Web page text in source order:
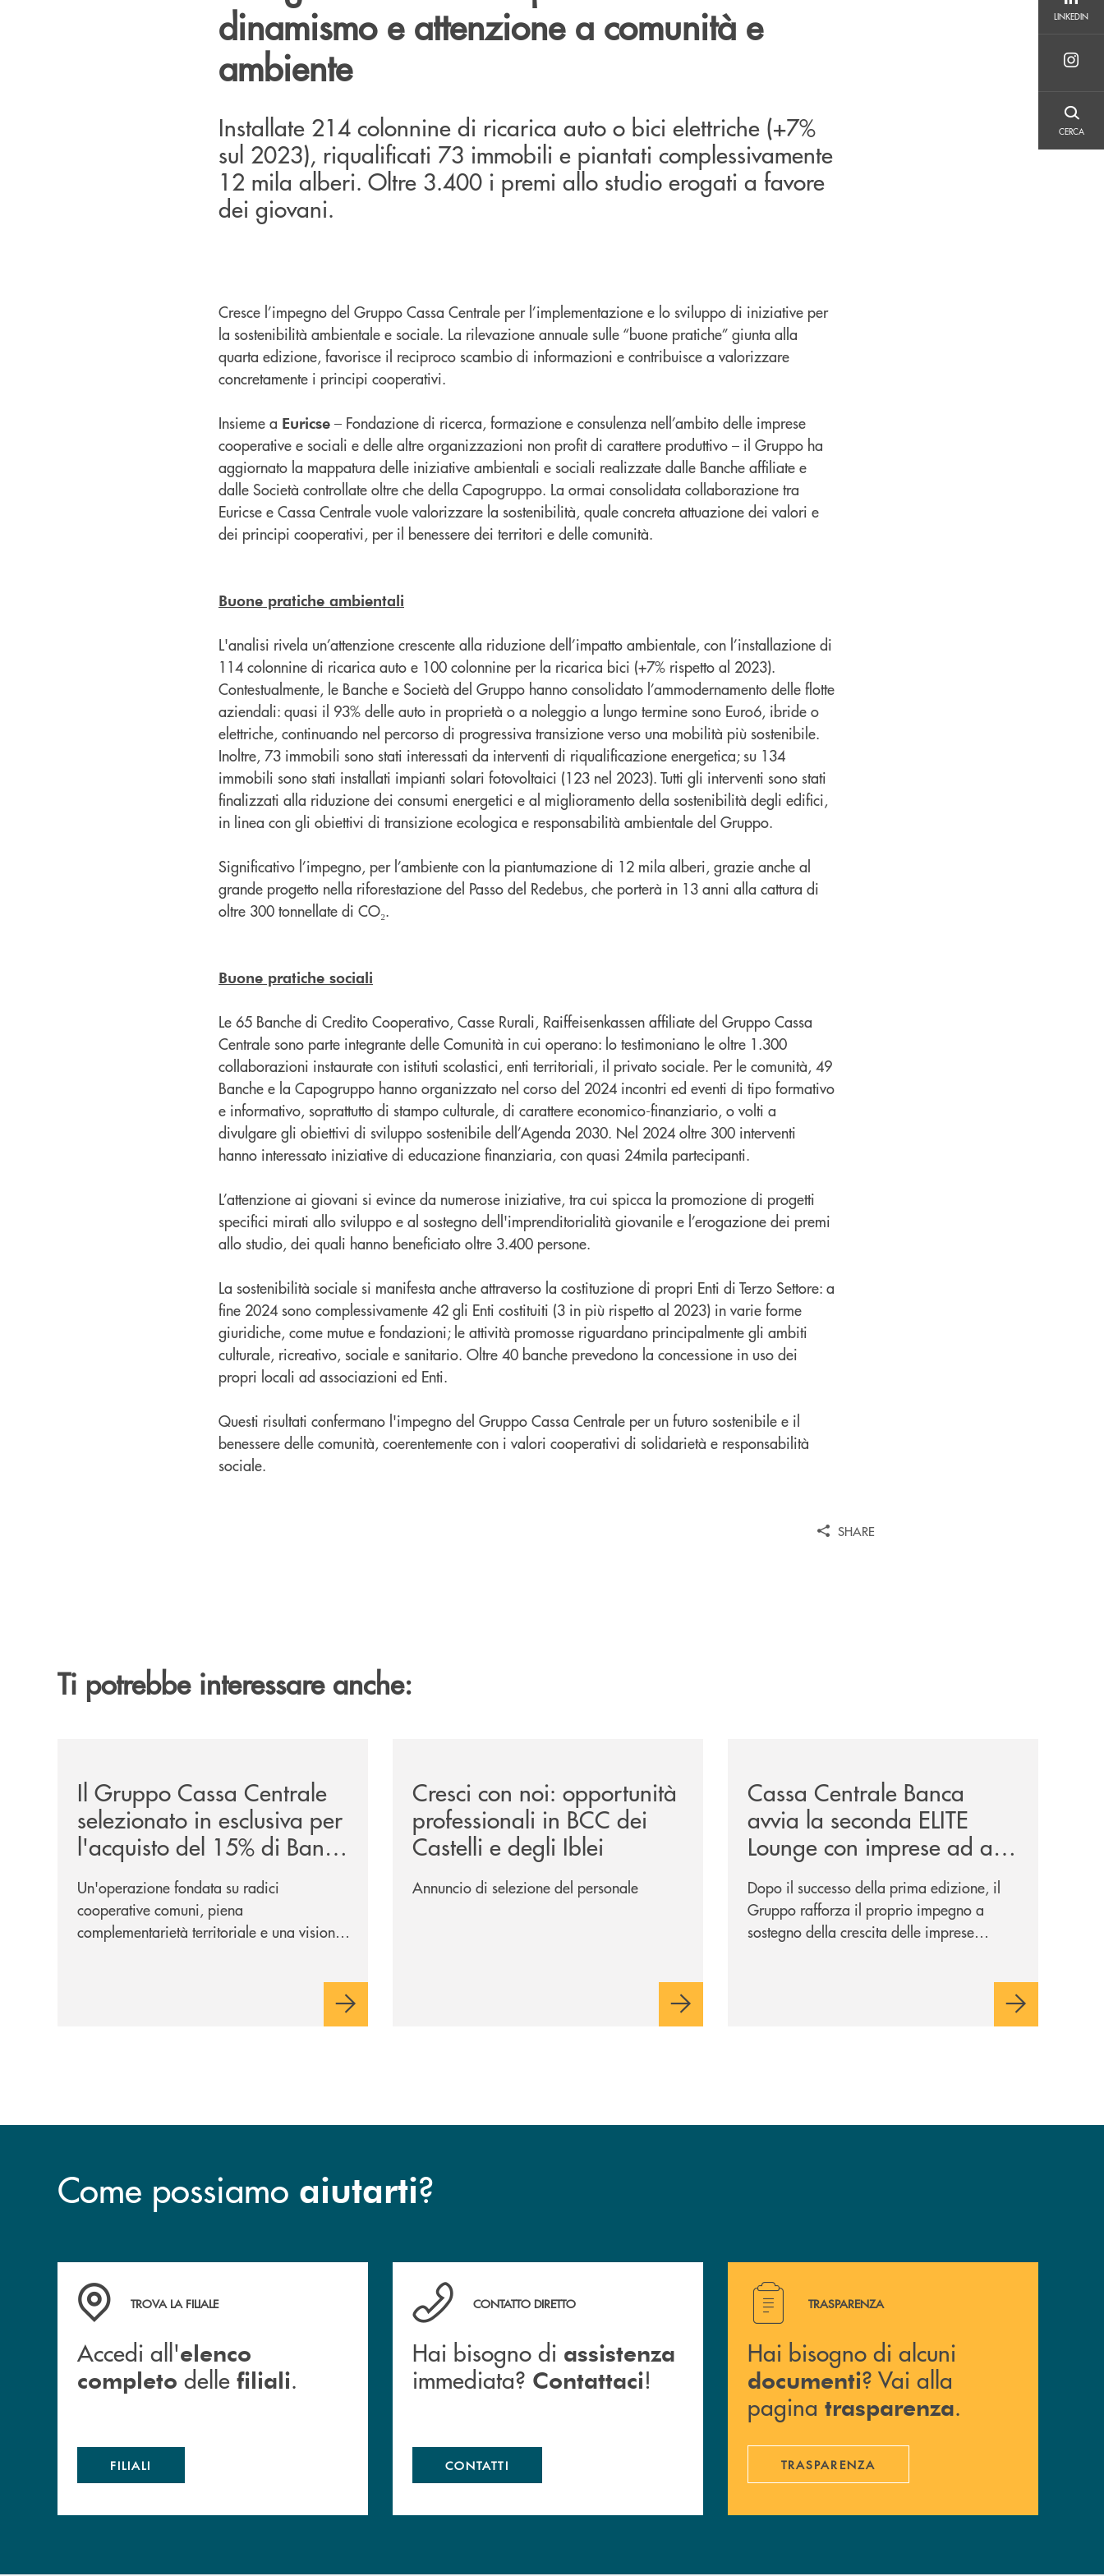
LINKEDIN
CERCA
dinamismo e attenzione a comunità e
ambiente
Installate 214 colonnine di ricarica auto o bici elettriche (+7%
sul 2023), riqualificati 73 immobili e piantati complessivamente
12 mila alberi. Oltre 3.400 i premi allo studio erogati a favore
dei giovani.
Cresce l’impegno del Gruppo Cassa Centrale per l’implementazione e lo sviluppo di iniziative per
la sostenibilità ambientale e sociale. La rilevazione annuale sulle “buone pratiche” giunta alla
quarta edizione, favorisce il reciproco scambio di informazioni e contribuisce a valorizzare
concretamente i principi cooperativi.
Insieme a Euricse – Fondazione di ricerca, formazione e consulenza nell’ambito delle imprese
cooperative e sociali e delle altre organizzazioni non profit di carattere produttivo – il Gruppo ha
aggiornato la mappatura delle iniziative ambientali e sociali realizzate dalle Banche affiliate e
dalle Società controllate oltre che della Capogruppo. La ormai consolidata collaborazione tra
Euricse e Cassa Centrale vuole valorizzare la sostenibilità, quale concreta attuazione dei valori e
dei principi cooperativi, per il benessere dei territori e delle comunità.
Buone pratiche ambientali
L'analisi rivela un’attenzione crescente alla riduzione dell’impatto ambientale, con l’installazione di
114 colonnine di ricarica auto e 100 colonnine per la ricarica bici (+7% rispetto al 2023).
Contestualmente, le Banche e Società del Gruppo hanno consolidato l’ammodernamento delle flotte
aziendali: quasi il 93% delle auto in proprietà o a noleggio a lungo termine sono Euro6, ibride o
elettriche, continuando nel percorso di progressiva transizione verso una mobilità più sostenibile.
Inoltre, 73 immobili sono stati interessati da interventi di riqualificazione energetica; su 134
immobili sono stati installati impianti solari fotovoltaici (123 nel 2023). Tutti gli interventi sono stati
finalizzati alla riduzione dei consumi energetici e al miglioramento della sostenibilità degli edifici,
in linea con gli obiettivi di transizione ecologica e responsabilità ambientale del Gruppo.
Significativo l’impegno, per l’ambiente con la piantumazione di 12 mila alberi, grazie anche al
grande progetto nella riforestazione del Passo del Redebus, che porterà in 13 anni alla cattura di
oltre 300 tonnellate di CO₂.
Buone pratiche sociali
Le 65 Banche di Credito Cooperativo, Casse Rurali, Raiffeisenkassen affiliate del Gruppo Cassa
Centrale sono parte integrante delle Comunità in cui operano: lo testimoniano le oltre 1.300
collaborazioni instaurate con istituti scolastici, enti territoriali, il privato sociale. Per le comunità, 49
Banche e la Capogruppo hanno organizzato nel corso del 2024 incontri ed eventi di tipo formativo
e informativo, soprattutto di stampo culturale, di carattere economico-finanziario, o volti a
divulgare gli obiettivi di sviluppo sostenibile dell’Agenda 2030. Nel 2024 oltre 300 interventi
hanno interessato iniziative di educazione finanziaria, con quasi 24mila partecipanti.
L’attenzione ai giovani si evince da numerose iniziative, tra cui spicca la promozione di progetti
specifici mirati allo sviluppo e al sostegno dell'imprenditorialità giovanile e l’erogazione dei premi
allo studio, dei quali hanno beneficiato oltre 3.400 persone.
La sostenibilità sociale si manifesta anche attraverso la costituzione di propri Enti di Terzo Settore: a
fine 2024 sono complessivamente 42 gli Enti costituiti (3 in più rispetto al 2023) in varie forme
giuridiche, come mutue e fondazioni; le attività promosse riguardano principalmente gli ambiti
culturale, ricreativo, sociale e sanitario. Oltre 40 banche prevedono la concessione in uso dei
propri locali ad associazioni ed Enti.
Questi risultati confermano l'impegno del Gruppo Cassa Centrale per un futuro sostenibile e il
benessere delle comunità, coerentemente con i valori cooperativi di solidarietà e responsabilità
sociale.
SHARE
Ti potrebbe interessare anche:
Il Gruppo Cassa Centrale
selezionato in esclusiva per
l'acquisto del 15% di Banca
Cambiano 1884
Un'operazione fondata su radici
cooperative comuni, piena
complementarietà territoriale e una visione
Cresci con noi: opportunità
professionali in BCC dei
Castelli e degli Iblei
Annuncio di selezione del personale
Cassa Centrale Banca
avvia la seconda ELITE
Lounge con imprese ad alto
potenziale
Dopo il successo della prima edizione, il
Gruppo rafforza il proprio impegno a
sostegno della crescita delle imprese
Come possiamo aiutarti?
Accedi all' elenco completo delle filiali .
TROVA LA FILIALE
Accedi all'elenco
completo delle filiali.
FILIALI
Hai bisogno di assistenza immediata? Contattaci !
CONTATTO DIRETTO
Hai bisogno di assistenza
immediata? Contattaci!
CONTATTI
Hai bisogno di alcuni documenti ? Vai alla pagina
TRASPARENZA
Hai bisogno di alcuni
documenti? Vai alla
pagina trasparenza.
TRASPARENZA